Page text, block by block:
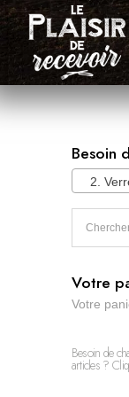
Besoin
2.
Votre
Votre
Besoin de
articles ?